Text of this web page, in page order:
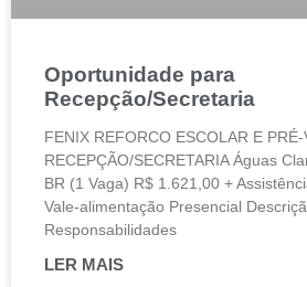
Oportunidade para
Recepção/Secretaria
FENIX REFORCO ESCOLAR E
RECEPÇÃO/SECRETARIA Águas
BR (1 Vaga) R$ 1.621,00 +
Vale-alimentação Presencial
Responsabilidades
LER MAIS